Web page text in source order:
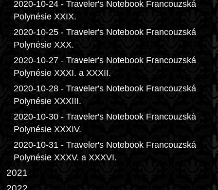
2020-10-24 - Traveler's Notebook Francouzská
Polynésie XXIX.
2020-10-25 - Traveler's Notebook Francouzská
Polynésie XXX.
2020-10-27 - Traveler's Notebook Francouzská
Polynésie XXXI. a XXXII.
2020-10-28 - Traveler's Notebook Francouzská
Polynésie XXXIII.
2020-10-30 - Traveler's Notebook Francouzská
Polynésie XXXIV.
2020-10-31 - Traveler's Notebook Francouzská
Polynésie XXXV. a XXXVI.
2021